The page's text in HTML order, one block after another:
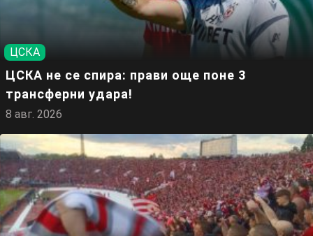
ЦСКА
ЦСКА не се спира: прави още поне 3
трансферни удара!
8 авг. 2026